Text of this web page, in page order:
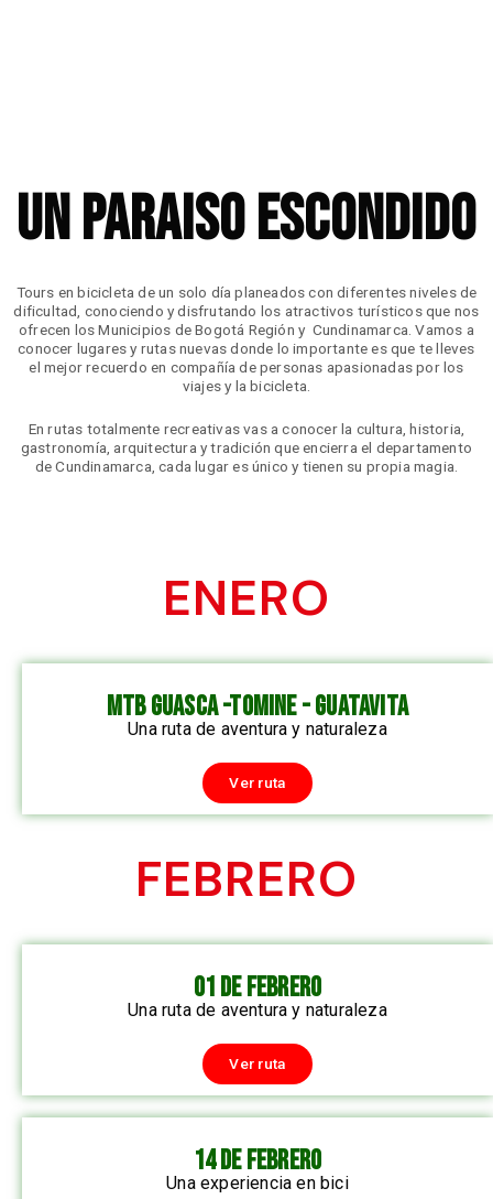
UN PARAISO ESCONDIDO
Tours en bicicleta de un solo día planeados con diferentes niveles de
dificultad, conociendo y disfrutando los atractivos turísticos que nos
ofrecen los Municipios de Bogotá Región y Cundinamarca. Vamos a
conocer lugares y rutas nuevas donde lo importante es que te lleves
el mejor recuerdo en compañía de personas apasionadas por los
viajes y la bicicleta.
En rutas totalmente recreativas vas a conocer la cultura, historia,
gastronomía, arquitectura y tradición que encierra el departamento
de Cundinamarca, cada lugar es único y tienen su propia magia.
ENERO
mtb guasca -tomine - guatavita
Una ruta de aventura y naturaleza
Ver ruta
FEBRERO
01 DE FEBRERO
Una ruta de aventura y naturaleza
Ver ruta
14 DE FEBRERO
Una experiencia en bici